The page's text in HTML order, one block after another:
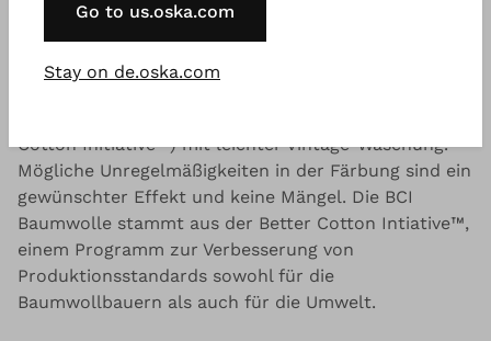
kombinieren lässt.
Gut zu wissen
Cotton Initiative™) mit leichter Vintage-Waschung.
Mögliche Unregelmäßigkeiten in der Färbung sind ein
gewünschter Effekt und keine Mängel. Die BCI
Baumwolle stammt aus der Better Cotton Intiative™,
einem Programm zur Verbesserung von
Produktionsstandards sowohl für die
Baumwollbauern als auch für die Umwelt.
Go to us.oska.com
Stay on de.oska.com